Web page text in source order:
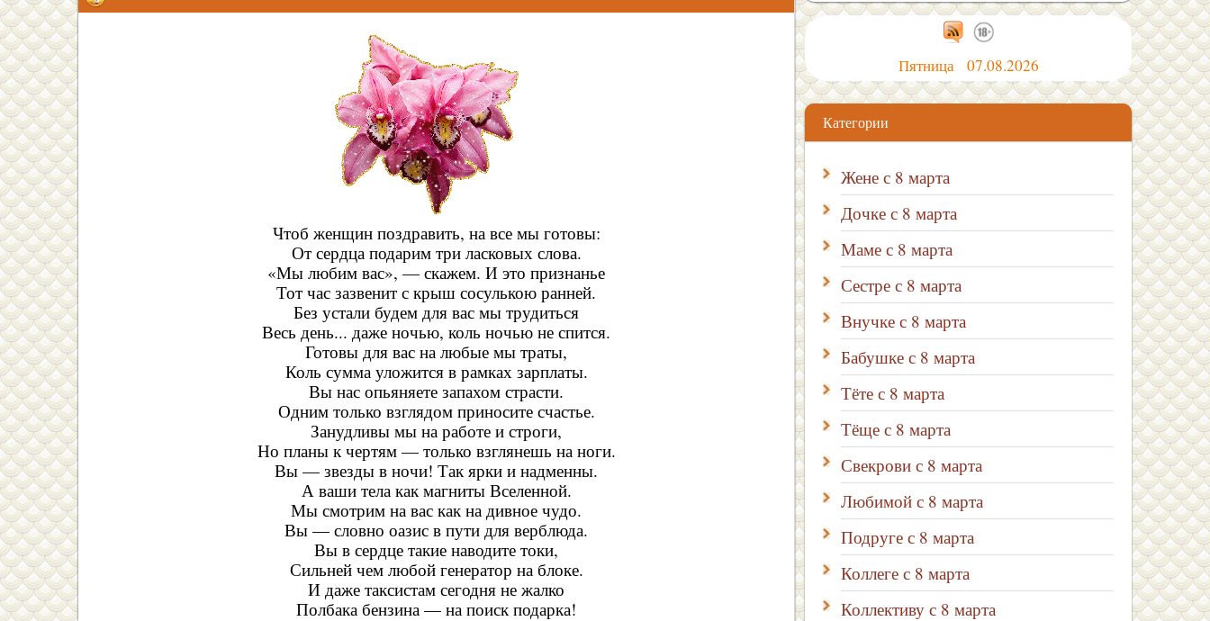
Чтоб женщин поздравить, на все мы готовы:
От сердца подарим три ласковых слова.
«Мы любим вас», — скажем. И это признанье
Тот час зазвенит с крыш сосулькою ранней.
Без устали будем для вас мы трудиться
Весь день... даже ночью, коль ночью не спится.
Готовы для вас на любые мы траты,
Коль сумма уложится в рамках зарплаты.
Вы нас опьяняете запахом страсти.
Одним только взглядом приносите счастье.
Занудливы мы на работе и строги,
Но планы к чертям — только взглянешь на ноги.
Вы — звезды в ночи! Так ярки и надменны.
А ваши тела как магниты Вселенной.
Мы смотрим на вас как на дивное чудо.
Вы — словно оазис в пути для верблюда.
Вы в сердце такие наводите токи,
Сильней чем любой генератор на блоке.
И даже таксистам сегодня не жалко
Полбака бензина — на поиск подарка!
Пятница 07.08.2026
Категории
Жене с 8 марта
Дочке с 8 марта
Маме с 8 марта
Сестре с 8 марта
Внучке с 8 марта
Бабушке с 8 марта
Тёте с 8 марта
Тёще с 8 марта
Свекрови с 8 марта
Любимой с 8 марта
Подруге с 8 марта
Коллеге с 8 марта
Коллективу с 8 марта